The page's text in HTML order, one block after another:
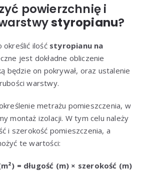
powierzchnię i
styropianu?
określić ilość styropianu na
jest dokładne obliczenie
będzie on pokrywał, oraz ustalenie
warstwy.
metrażu pomieszczenia, w
montaż izolacji. W tym celu należy
i szerokość pomieszczenia, a
te wartości:
= długość (m) × szerokość (m)